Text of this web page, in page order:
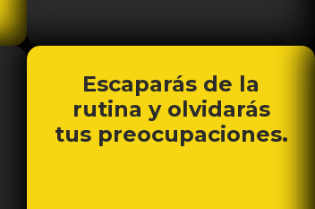
Escaparás de la
rutina y olvidarás
tus preocupaciones.